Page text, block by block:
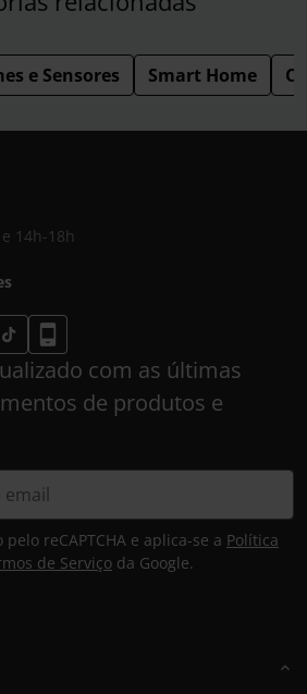
e Sensores Smart Home
14h-18h
com as últimas
de produtos e
reCAPTCHA e aplica-se a Política
de Serviço da Google.